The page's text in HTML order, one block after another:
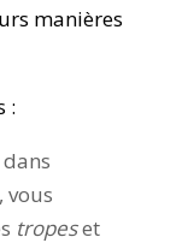
manières
:
vous
tropeset